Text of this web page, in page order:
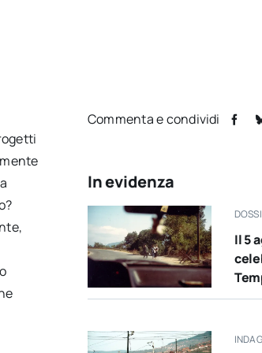
Commenta e condividi
In evidenza
Il 5